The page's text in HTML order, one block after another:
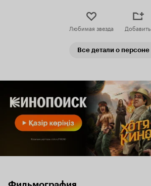
Любимая звезда Добавить
Все детали о персоне